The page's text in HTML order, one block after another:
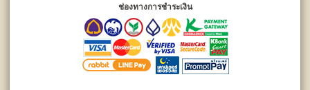
ช่องทางการชำระเงิน